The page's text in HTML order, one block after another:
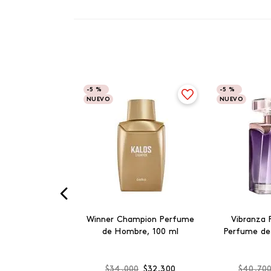
-5 %
NUEVO
Winner Champion Perfume
de Hombre, 100 ml
-5 %
NUEVO
Vibranza
Perfume